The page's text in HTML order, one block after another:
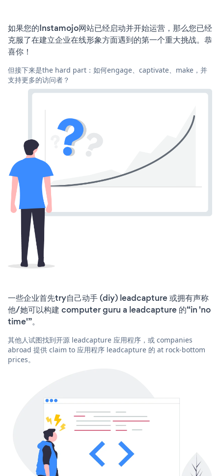
如果您的Instamojo网站已经启动并开始运营，那么您已经
克服了在建立企业在线形象方面遇到的第一个重大挑战。恭
喜你！
但接下来是the hard part：如何engage、captivate、make，并
支持更多的访问者？
一些企业首先try自己动手 (diy) leadcapture 或拥有声称
他/她可以构建 computer guru a leadcapture 的“in 'no
time'”。
其他人试图找到开源 leadcapture 应用程序，或 companies
abroad 提供 claim to 应用程序 leadcapture 的 at rock-bottom
prices。